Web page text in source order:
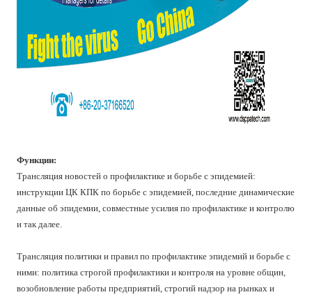
Функции:
Трансляция новостей о профилактике и борьбе с эпидемией:
инструкции ЦК КПК по борьбе с эпидемией, последние динамические
данные об эпидемии, совместные усилия по профилактике и контролю
и так далее.
Трансляция политики и правил по профилактике эпидемий и борьбе с
ними: политика строгой профилактики и контроля на уровне общин,
возобновление работы предприятий, строгий надзор на рынках и